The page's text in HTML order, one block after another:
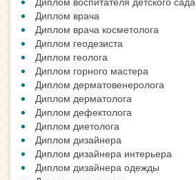
Диплом врача
Диплом врача косметолога
Диплом геодезиста
Диплом геолога
Диплом горного мастера
Диплом дерматовенеролога
Диплом дерматолога
Диплом дефектолога
Диплом диетолога
Диплом дизайнера
Диплом дизайнера интерьера
Диплом дизайнера одежды